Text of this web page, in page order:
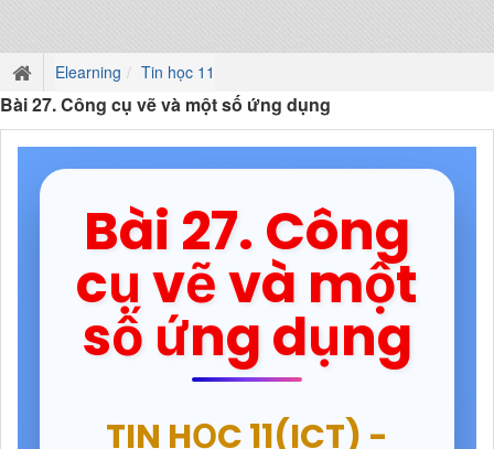
Elearning Tin học 11
Bài 27. Công cụ vẽ và một số ứng dụng